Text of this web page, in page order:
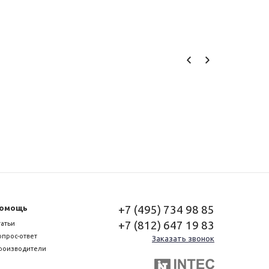
ответ
+7 (495) 734 98 85
+7 (812) 647 19 83
Заказать звонок